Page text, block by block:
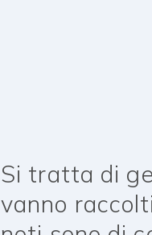
Si tratta di
vanno